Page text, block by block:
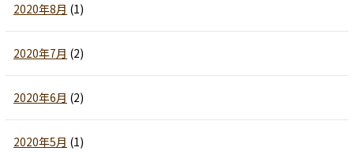
2020年8月 (1)
2020年7月 (2)
2020年6月 (2)
2020年5月 (1)